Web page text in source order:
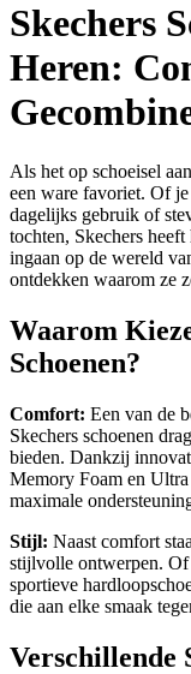
Skechers
Heren:
Als het op schoeisel
een ware favoriet. Of
dagelijks gebruik of
tochten, Skechers
ingaan op de wereld
ontdekken waarom ze
Waarom
Schoenen?
Comfort: Een van de
Skechers schoenen
bieden. Dankzij
Memory Foam en
maximale
Stijl: Naast comfort
stijlvolle ontwerpen. Of
sportieve
die aan elke smaak
Verschillende